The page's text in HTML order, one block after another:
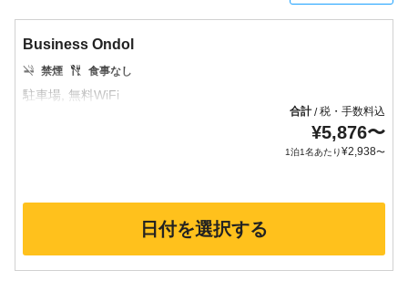
Business Ondol
禁煙 食事なし
合計/税・手数料込
¥5,876〜
1泊1名あたり¥2,938〜
日付を選択する